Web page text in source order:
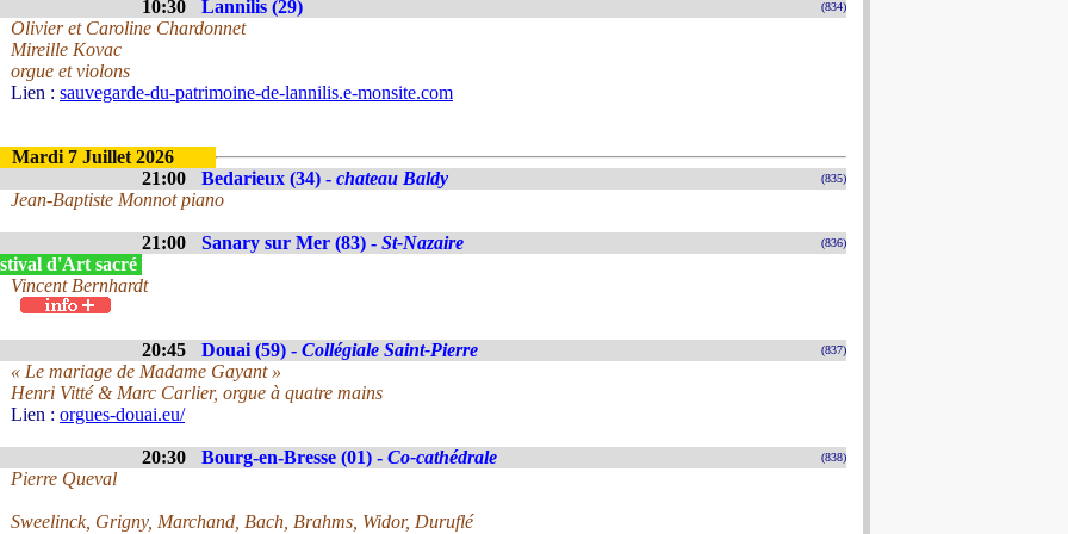
10:30 Lannilis (29) (834)
Olivier et Caroline Chardonnet
Mireille Kovac
orgue et violons
Lien : sauvegarde-du-patrimoine-de-lannilis.e-monsite.com
Mardi 7 Juillet 2026
21:00
Bedarieux (34) - chateau Baldy (835)
Jean-Baptiste Monnot piano
21:00 Sanary sur Mer (83) - St-Nazaire (836)
d'Art sacré
Vincent Bernhardt
20:45 Douai (59) - Collégiale Saint-Pierre (837)
« Le mariage de Madame Gayant »
Henri Vitté & Marc Carlier, orgue à quatre mains
Lien : orgues-douai.eu/
20:30 Bourg-en-Bresse (01) - Co-cathédrale (838)
Pierre Queval
Sweelinck, Grigny, Marchand, Bach, Brahms, Widor, Duruflé